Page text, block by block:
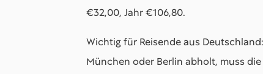
€32,00, Jahr €106,80.
Wichtig für Reisende aus Deutschland:
München oder Berlin abholt, muss